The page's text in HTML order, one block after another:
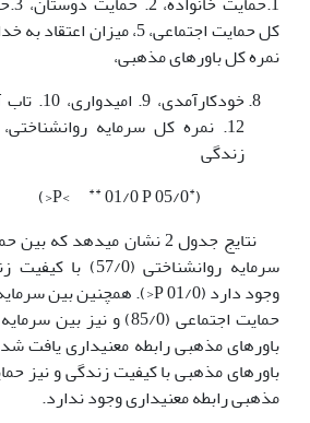
نمره کل باورهای مذهبی،
زندگی
(
*
05/0 P<
**01/0 P<)
سرمایه روانشناختی
باورهای مذهبی با کیفیت زندگی و نیز
مذهبی رابطه معنی­داری وجود ندارد.